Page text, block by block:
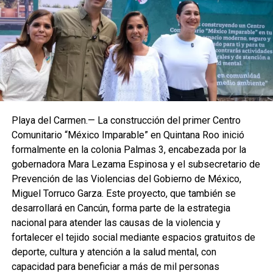
Playa del Carmen.— La construcción del primer Centro
Comunitario “México Imparable” en Quintana Roo inició
formalmente en la colonia Palmas 3, encabezada por la
gobernadora Mara Lezama Espinosa y el subsecretario de
Prevención de las Violencias del Gobierno de México,
Miguel Torruco Garza. Este proyecto, que también se
desarrollará en Cancún, forma parte de la estrategia
nacional para atender las causas de la violencia y
fortalecer el tejido social mediante espacios gratuitos de
deporte, cultura y atención a la salud mental, con
capacidad para beneficiar a más de mil personas